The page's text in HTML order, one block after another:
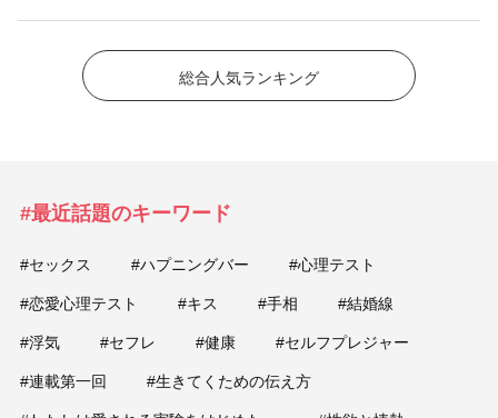
総合人気ランキング
#最近話題のキーワード
#セックス #ハプニングバー #心理テスト
#恋愛心理テスト #キス #手相 #結婚線
#浮気 #セフレ #健康 #セルフプレジャー
#連載第一回 #生きてくための伝え方